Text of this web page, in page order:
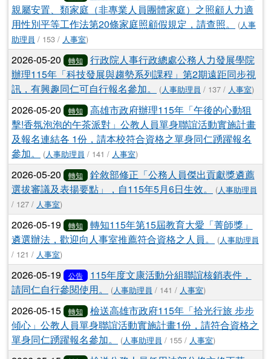
親屬安置、類家庭（非專業人員團體家庭）之照顧人力適
用性別平等工作法第20條家庭照顧假規定，請查照。
(人事
助理員 / 153 / 人事室)
2026-05-20 轉知
行政院人事行政總處公務人力發展學院
辦理115年「科技發展與趨勢系列課程」第2期遠距同步視
訊，有興趣同仁可自行報名參加。
(人事助理員 / 137 / 人事室)
2026-05-20 轉知
高雄市政府辦理115年「午後的心動狙
擊!香氛泡泡的午茶派對」公教人員單身聯誼活動實施計畫
及報名連結各 1份，請本校符合資格之單身同仁踴躍報名
參加。
(人事助理員 / 141 / 人事室)
2026-05-20 轉知
銓敘部修正「公務人員傑出貢獻獎遴薦
選拔審議及表揚要點」，自115年5月6日生效。
(人事助理員
/ 127 / 人事室)
2026-05-19 轉知
轉知115年第15屆教育大愛「菁師獎」
遴選辦法，歡迎向人事室推薦符合資格之人員。
(人事助理員
/ 121 / 人事室)
2026-05-19 公告
115年度文康活動分組聯誼核銷表件，
請同仁自行參閱使用。
(人事助理員 / 141 / 人事室)
2026-05-15 轉知
檢送高雄市政府115年「拾光行旅 步步
傾心」公教人員單身聯誼活動實施計畫1份，請符合資格之
單身同仁踴躍報名參加。
(人事助理員 / 155 / 人事室)